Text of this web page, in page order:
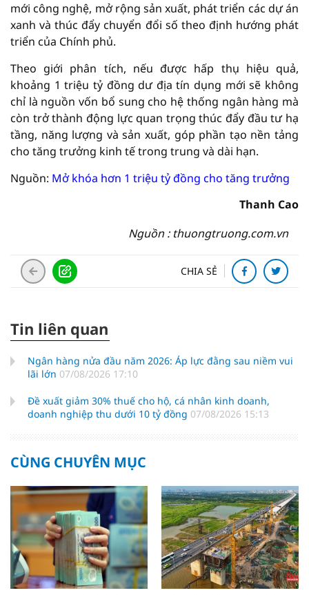
mới công nghệ, mở rộng sản xuất, phát triển các dự án
xanh và thúc đẩy chuyển đổi số theo định hướng phát
triển của Chính phủ.
Theo giới phân tích, nếu được hấp thụ hiệu quả,
khoảng 1 triệu tỷ đồng dư địa tín dụng mới sẽ không
chỉ là nguồn vốn bổ sung cho hệ thống ngân hàng mà
còn trở thành động lực quan trọng thúc đẩy đầu tư hạ
tầng, năng lượng và sản xuất, góp phần tạo nền tảng
cho tăng trưởng kinh tế trong trung và dài hạn.
Nguồn: Mở khóa hơn 1 triệu tỷ đồng cho tăng trưởng
Thanh Cao
Nguồn : thuongtruong.com.vn
CHIA SẺ
Tin liên quan
Ngân hàng nửa đầu năm 2026: Áp lực đằng sau niềm vui
lãi lớn 07/08/2026 17:10
Đề xuất giảm 30% thuế cho hộ, cá nhân kinh doanh,
doanh nghiệp thu dưới 10 tỷ đồng 07/08/2026 15:13
CÙNG CHUYÊN MỤC